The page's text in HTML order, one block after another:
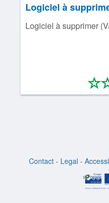
Logiciel à
Logiciel à supprimer
Contact - Legal -